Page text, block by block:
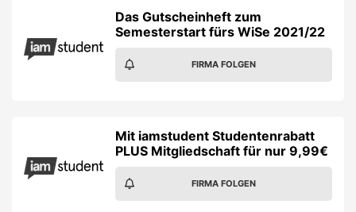
Das Gutscheinheft zum
Semesterstart fürs WiSe 2021/22
FIRMA FOLGEN
Mit iamstudent Studentenrabatt
PLUS Mitgliedschaft für nur 9,99€
FIRMA FOLGEN